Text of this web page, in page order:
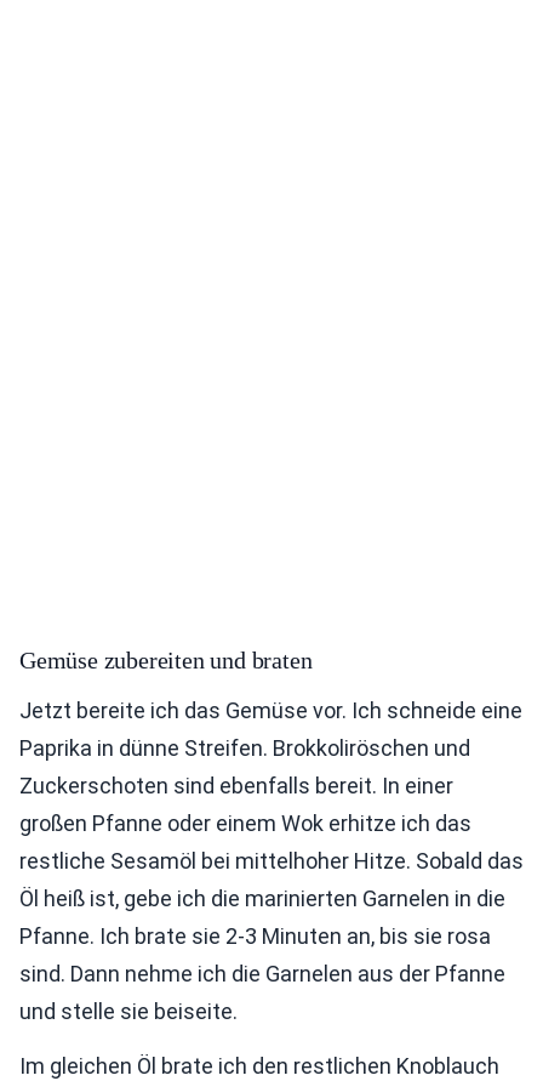
Gemüse zubereiten und braten
Jetzt bereite ich das Gemüse vor. Ich schneide eine
Paprika in dünne Streifen. Brokkoliröschen und
Zuckerschoten sind ebenfalls bereit. In einer
großen Pfanne oder einem Wok erhitze ich das
restliche Sesamöl bei mittelhoher Hitze. Sobald das
Öl heiß ist, gebe ich die marinierten Garnelen in die
Pfanne. Ich brate sie 2-3 Minuten an, bis sie rosa
sind. Dann nehme ich die Garnelen aus der Pfanne
und stelle sie beiseite.
Im gleichen Öl brate ich den restlichen Knoblauch